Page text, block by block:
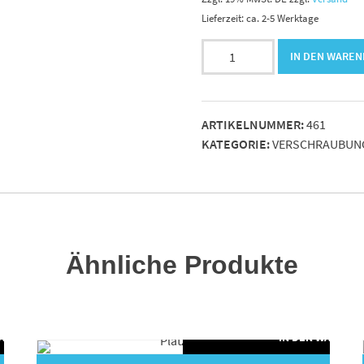
Lieferzeit: ca. 2-5 Werktage
Gerade
16x1.5
-
12
IN DEN
ARTIKELNUMMER:461
KATEGORIE:
Ähnliche Produkte
IN DEN